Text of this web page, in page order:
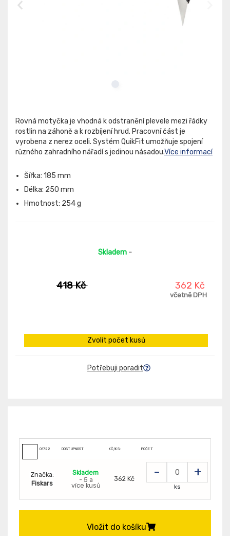
Rovná motyčka je vhodná k odstranění plevele mezi řádky
rostlin na záhoně a k rozbíjení hrud. Pracovní část je
vyrobena z nerez oceli. Systém QuikFit umožňuje spojení
různého zahradního nářadí s jedinou násadou.Více informací
Šířka: 185 mm
Délka: 250 mm
Hmotnost: 254 g
Skladem -
418 Kč 362 Kč
včetně DPH
Zvolit počet kusů
Potřebuji poradit
01722 DOSTUPNOST KČ/KS: POČET
Značka:
Fiskars
Skladem
- 5 a
více kusů
362 Kč - +
ks
Vložit do košíku